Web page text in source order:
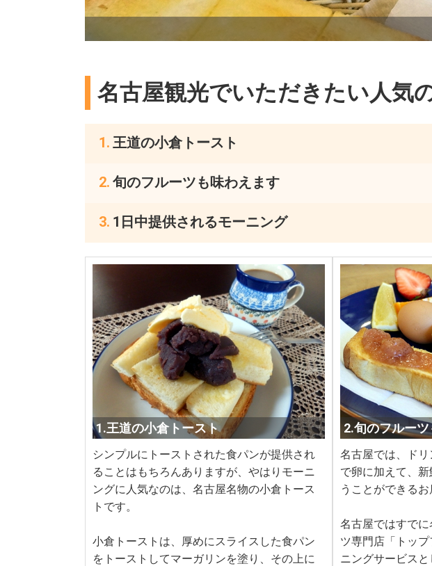
名古屋観光でいただきたい人気
王道の小倉トースト
旬のフルーツも味わえます
1日中提供されるモーニング
1.王道の小倉トースト
シンプルにトーストされた食パンが提供され
ることはもちろんありますが、やはりモーニ
ングに人気なのは、名古屋名物の小倉トース
トです。
小倉トーストは、厚めにスライスした食パン
をトーストしてマーガリンを塗り、その上に
2.旬のフルー
名古屋では、ド
で卵に加えて、
うことができるお
名古屋ではすで
ツ専門店「トッ
ニングサービス